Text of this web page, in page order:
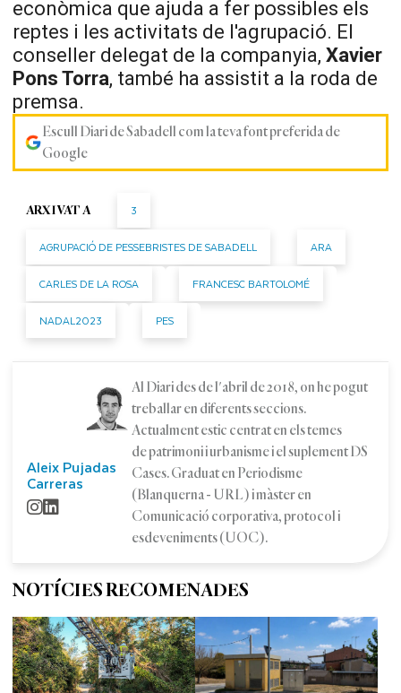
econòmica que ajuda a fer possibles els
reptes i les activitats de l'agrupació. El
conseller delegat de la companyia,Xavier
Pons Torra, també ha assistit a la roda de
premsa.
Escull Diari de Sabadell com la teva font preferida de
Google
ARXIVAT A 3
AGRUPACIÓ DE PESSEBRISTES DE SABADELL ARA
CARLES DE LA ROSA FRANCESC BARTOLOMÉ
NADAL2023 PES
Aleix Pujadas
Carreras
Al Diari des de l'abril de 2018, on he pogut
treballar en diferents seccions.
Actualment estic centrat en els temes
de patrimoni i urbanisme i el suplement DS
Cases. Graduat en Periodisme
(Blanquerna - URL) i màster en
Comunicació corporativa, protocol i
esdeveniments (UOC).
NOTÍCIES RECOMENADES